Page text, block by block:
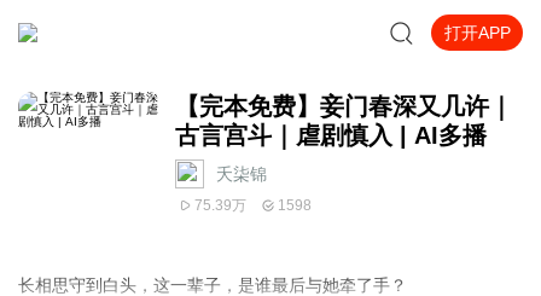
打开APP
【完本免费】妾门春深又几许｜
古言宫斗｜虐剧慎入 | AI多播
夭柒锦
75.39万 1598
长相思守到白头，这一辈子，是谁最后与她牵了手？